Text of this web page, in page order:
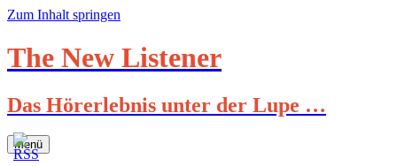
Zum Inhalt springen
The New Listener
Das Hörerlebnis unter der Lupe …
Menü